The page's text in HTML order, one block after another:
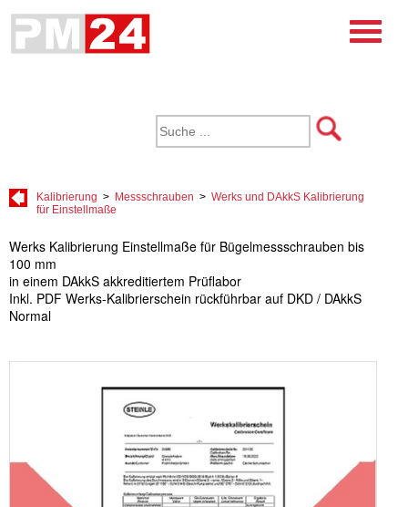
Kalibrierung > Messschrauben > Werks und DAkkS Kalibrierung
für Einstellmaße
Werks Kalibrierung Einstellmaße für Bügelmessschrauben bis
100 mm
in einem DAkkS akkreditiertem Prüflabor
Inkl. PDF Werks-Kalibrierschein rückführbar auf DKD / DAkkS
Normal